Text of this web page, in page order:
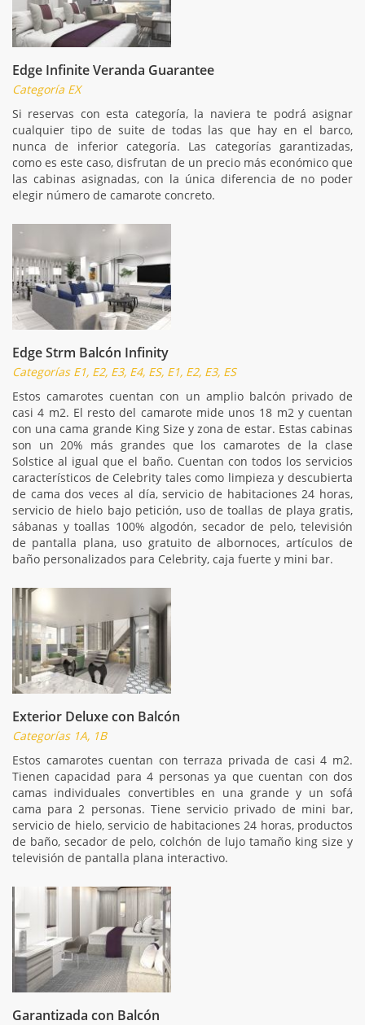
Edge Infinite Veranda Guarantee
Categoría EX
Si reservas con esta categoría, la naviera te podrá asignar
cualquier tipo de suite de todas las que hay en el barco,
nunca de inferior categoría. Las categorías garantizadas,
como es este caso, disfrutan de un precio más económico que
las cabinas asignadas, con la única diferencia de no poder
elegir número de camarote concreto.
Edge Strm Balcón Infinity
Categorías E1, E2, E3, E4, ES, E1, E2, E3, ES
Estos camarotes cuentan con un amplio balcón privado de
casi 4 m2. El resto del camarote mide unos 18 m2 y cuentan
con una cama grande King Size y zona de estar. Estas cabinas
son un 20% más grandes que los camarotes de la clase
Solstice al igual que el baño. Cuentan con todos los servicios
característicos de Celebrity tales como limpieza y descubierta
de cama dos veces al día, servicio de habitaciones 24 horas,
servicio de hielo bajo petición, uso de toallas de playa gratis,
sábanas y toallas 100% algodón, secador de pelo, televisión
de pantalla plana, uso gratuito de albornoces, artículos de
baño personalizados para Celebrity, caja fuerte y mini bar.
Exterior Deluxe con Balcón
Categorías 1A, 1B
Estos camarotes cuentan con terraza privada de casi 4 m2.
Tienen capacidad para 4 personas ya que cuentan con dos
camas individuales convertibles en una grande y un sofá
cama para 2 personas. Tiene servicio privado de mini bar,
servicio de hielo, servicio de habitaciones 24 horas, productos
de baño, secador de pelo, colchón de lujo tamaño king size y
televisión de pantalla plana interactivo.
Garantizada con Balcón